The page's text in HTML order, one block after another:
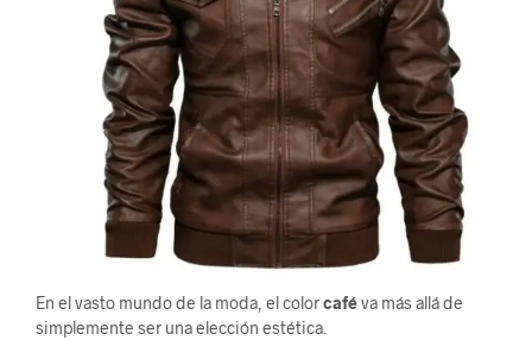
En el vasto mundo de la moda, el colorcaféva más allá de
simplemente ser una elección estética.